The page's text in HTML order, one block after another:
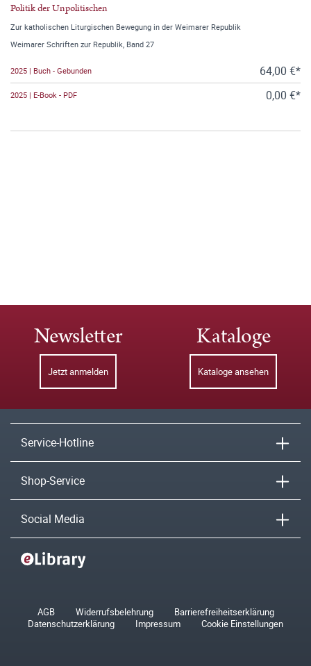
Politik der Unpolitischen
Zur katholischen Liturgischen Bewegung in der Weimarer Republik
Weimarer Schriften zur Republik, Band 27
2025 | Buch - Gebunden 64,00 €*
2025 | E-Book - PDF 0,00 €*
Newsletter
Jetzt anmelden
Kataloge
Kataloge ansehen
Service-Hotline
Shop-Service
Social Media
AGB Widerrufsbelehrung
Barrierefreiheitserklärung
Datenschutzerklärung
Impressum Cookie Einstellungen